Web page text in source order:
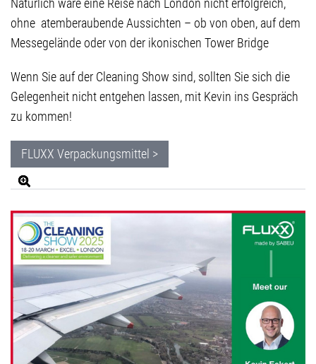
Natürlich wäre eine Reise nach London nicht erfolgreich,
ohne atemberaubende Aussichten – ob von oben, auf dem
Messegelände oder von der ikonischen Tower Bridge
Wenn Sie auf der Cleaning Show sind, sollten Sie sich die
Gelegenheit nicht entgehen lassen, mit Kevin ins Gespräch
zu kommen!
FLUXX Verpackungsmittel >